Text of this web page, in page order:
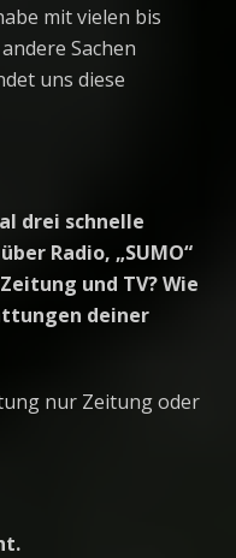
mit vielen bis
Sachen
uns diese
drei schnelle
Radio, „SUMO“
und TV? Wie
deiner
nur Zeitung oder